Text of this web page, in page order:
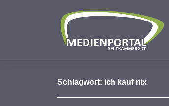
Schlagwort: ich kauf nix